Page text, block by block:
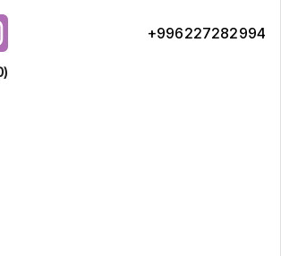
+996227282994
)